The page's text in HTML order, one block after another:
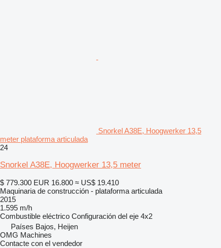
Snorkel A38E, Hoogwerker 13,5
meter plataforma articulada
24
Snorkel A38E, Hoogwerker 13,5 meter
$ 779.300 EUR 16.800 ≈ US$ 19.410
Maquinaria de construcción - plataforma articulada
2015
1.595 m/h
Combustible eléctrico Configuración del eje 4x2
Países Bajos, Heijen
OMG Machines
Contacte con el vendedor